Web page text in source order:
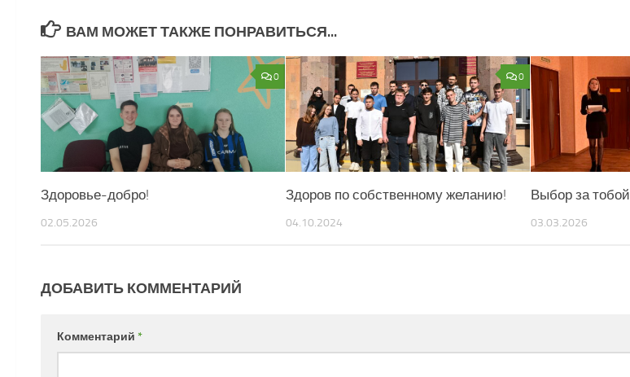
ВАМ МОЖЕТ ТАКЖЕ ПОНРАВИТЬСЯ...
0
Здоровье-добро!
02.05.2026
0
Здоров по собственному желанию!
04.10.2024
Выбор за тобой
03.03.2026
ДОБАВИТЬ КОММЕНТАРИЙ
Комментарий *